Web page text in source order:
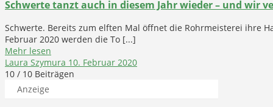
Schwerte tanzt auch in diesem Jahr wieder – und wir
Schwerte. Bereits zum elften Mal öffnet die Rohrmeisterei ihre
Februar 2020 werden die To [...]
Mehr lesen
Laura Szymura 10. Februar 2020
10 / 10 Beiträgen
Anzeige